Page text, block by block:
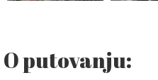
O putovanju: